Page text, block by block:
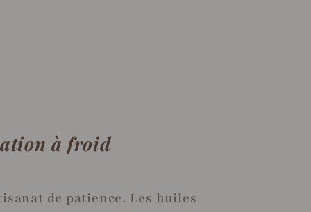
à froid
de patience. Les huiles